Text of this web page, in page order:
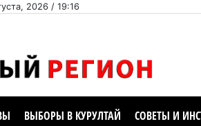
2026 / 19:16
ВЫБОРЫ В КУРУЛТАЙ СОВЕТЫ И